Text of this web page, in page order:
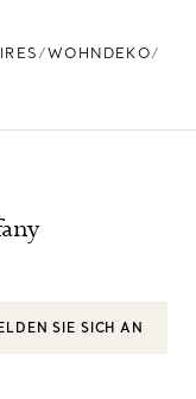
WOHNDEKO
SIE SICH AN